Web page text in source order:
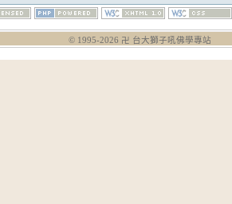
© 1995-2026 卍 台大獅子吼佛學專站